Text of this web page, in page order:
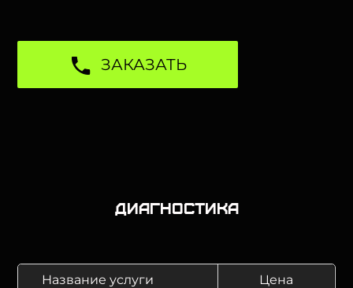
ЗАКАЗАТЬ
Диагностика
Название услуги Цена